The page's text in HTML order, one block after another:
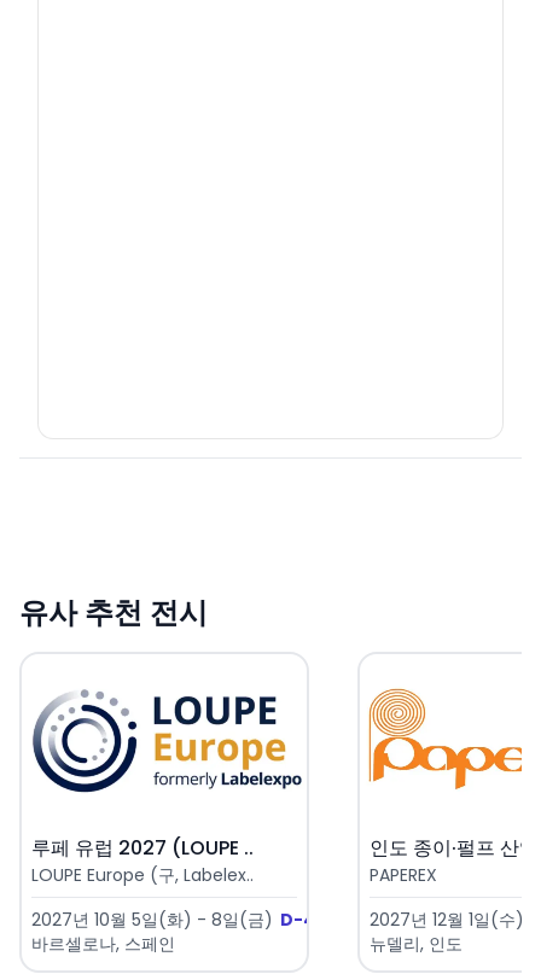
유사 추천 전시
루페 유럽 2027 (LOUPE ..
LOUPE Europe (구, Labelex..
2027년 10월 5일(화) - 8일(금) D-424
바르셀로나, 스페인
PAPEREX
2027년 12월 1일(수)
뉴델리, 인도